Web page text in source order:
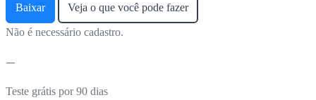
Baixar Veja o que você pode fazer
Não é necessário cadastro.
Teste grátis por 90 dias